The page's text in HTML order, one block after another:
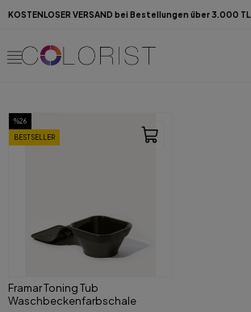
KOSTENLOSER VERSAND bei Bestellungen über 3.000 TL
%26
BESTSELLER
Framar Toning Tub
Waschbeckenfarbschale